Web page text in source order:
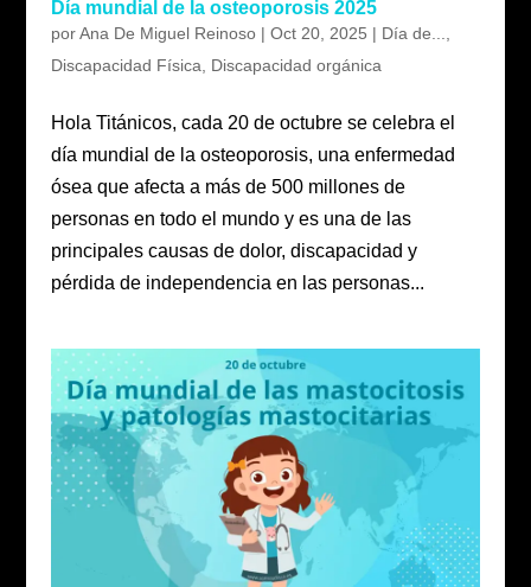
Día mundial de la osteoporosis 2025
porAna De Miguel Reinoso| Oct 20, 2025 | Día de...
Discapacidad Física
Discapacidad orgánica
Hola Titánicos, cada 20 de octubre se celebra el
día mundial de la osteoporosis, una enfermedad
ósea que afecta a más de 500 millones de
personas en todo el mundo y es una de las
principales causas de dolor, discapacidad y
pérdida de independencia en las personas...